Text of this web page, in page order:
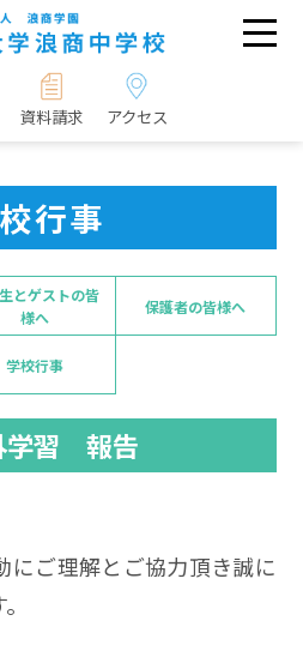
資料請求 アクセス
行事
とゲストの皆
様へ
保護者の皆様へ
学校行事
学習 報告
にご理解とご協力頂き誠に